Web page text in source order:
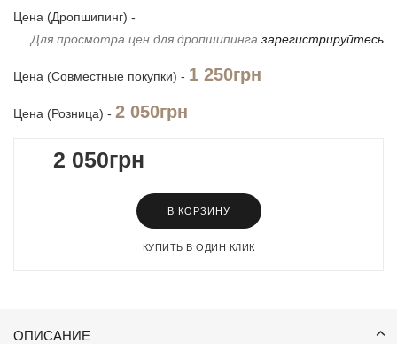
Цена (Дропшипинг) -
Для просмотра цен для дропшипинга зарегистрируйтесь
Цена (Совместные покупки) - 1 250грн
Цена (Розница) - 2 050грн
2 050грн
В КОРЗИНУ
КУПИТЬ В ОДИН КЛИК
ОПИСАНИЕ